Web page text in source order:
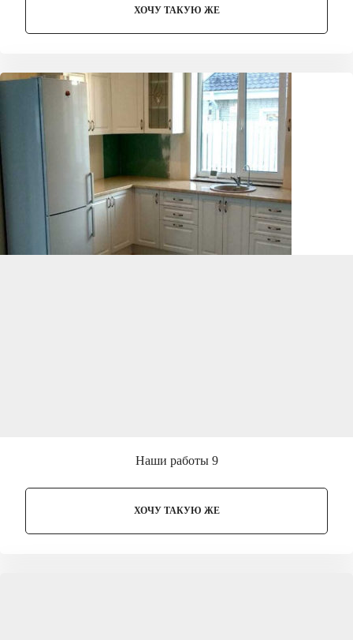
ХОЧУ ТАКУЮ ЖЕ
Наши работы 9
ХОЧУ ТАКУЮ ЖЕ